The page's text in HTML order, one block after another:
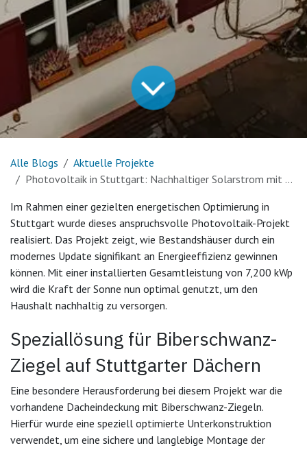
Alle Blogs
Aktuelle Projekte
Photovoltaik in Stuttgart: Nachhaltiger Solarstrom mit 7,2 kWp und Speicher
Im Rahmen einer gezielten energetischen Optimierung in
Stuttgart wurde dieses anspruchsvolle Photovoltaik-Projekt
realisiert. Das Projekt zeigt, wie Bestandshäuser durch ein
modernes Update signifikant an Energieeffizienz gewinnen
können. Mit einer installierten Gesamtleistung von 7,200 kWp
wird die Kraft der Sonne nun optimal genutzt, um den
Haushalt nachhaltig zu versorgen.
Speziallösung für Biberschwanz-
Ziegel auf Stuttgarter Dächern
Eine besondere Herausforderung bei diesem Projekt war die
vorhandene Dacheindeckung mit Biberschwanz-Ziegeln.
Hierfür wurde eine speziell optimierte Unterkonstruktion
verwendet, um eine sichere und langlebige Montage der